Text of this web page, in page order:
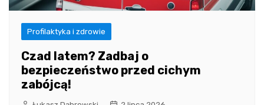
Profilaktyka i zdrowie
Czad latem? Zadbaj o
bezpieczeństwo przed cichym
zabójcą!